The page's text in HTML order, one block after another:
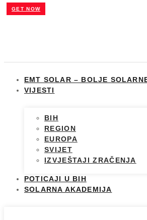
GET NOW
EMT SOLAR – BOLJE
VIJESTI
BIH
REGION
EUROPA
SVIJET
IZVJEŠTAJI ZRAČENJA
POTICAJI U BIH
SOLARNA AKADEMIJA